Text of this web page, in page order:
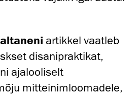
artikkel vaatleb
disanipraktikat,
ajalooliselt
mitteinimloomadele,